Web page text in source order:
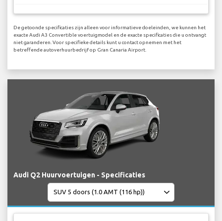
De getoonde specificaties zijn alleen voor informatieve doeleinden, we kunnen het
exacte Audi A3 Convertible voertuigmodel en de exacte specificaties die u ontvangt
niet garanderen. Voor specifieke details kunt u contact opnemen met het
betreffende autoverhuurbedrijf op Gran Canaria Airport.
Audi Q2 Huurvoertuigen - Specificaties